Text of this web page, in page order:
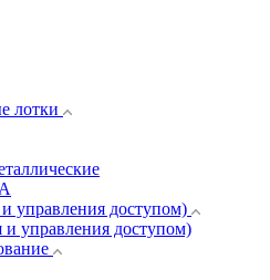
лотки
управления доступом)
управления доступом)